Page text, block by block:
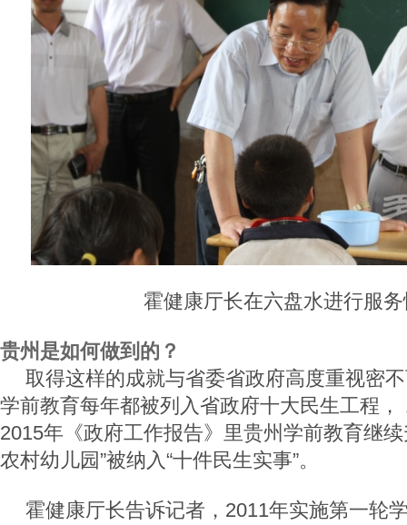
霍健康厅长在六盘水进行服
贵州是如何做到的？
取得这样的成就与省委省政府高度重视密
学前教育每年都被列入省政府十大民生工程，
2015年《政府工作报告》里贵州学前教育继
农村幼儿园”被纳入“十件民生实事”。
霍健康厅长告诉记者，2011年实施第一轮